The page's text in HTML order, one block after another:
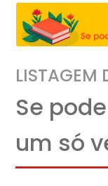
LISTAGEM
Se
um só